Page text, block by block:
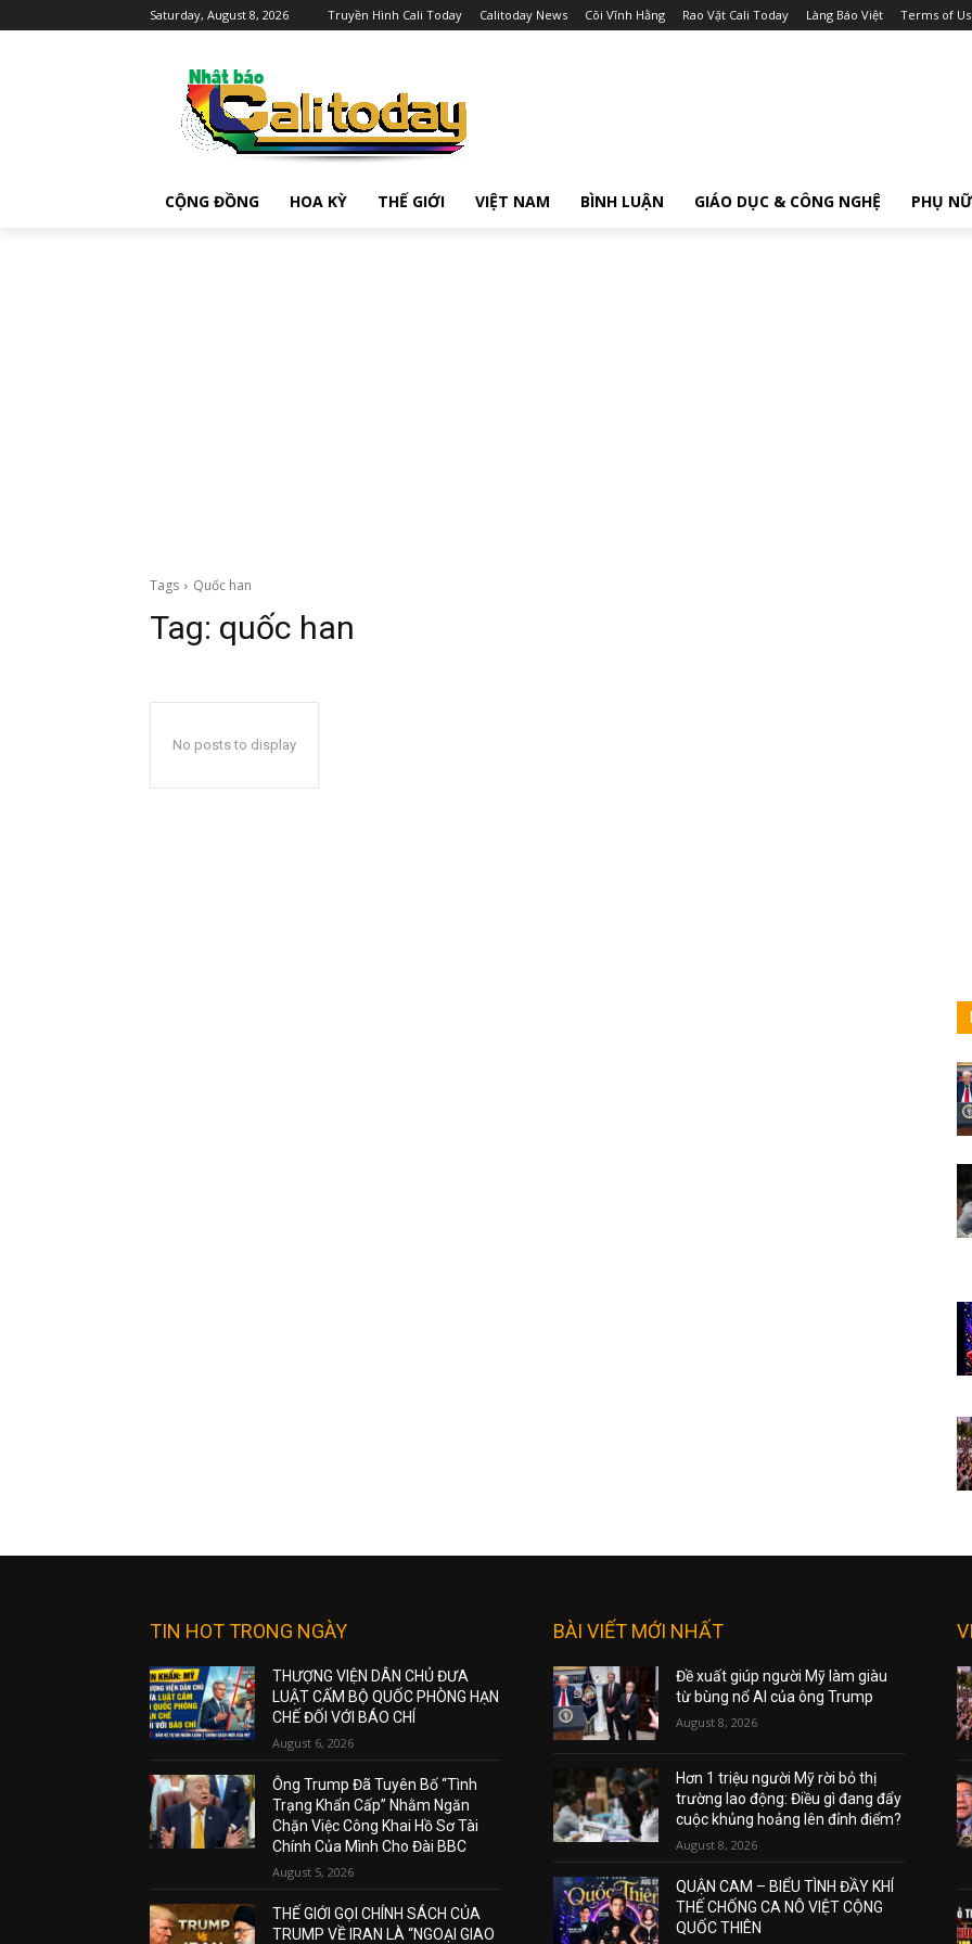
Saturday, August 8, 2026 Truyền Hình Cali Today Calitoday News Cõi Vĩnh Hằng Rao Vặt Cali Today Làng Báo Việt Terms of
CỘNG ĐỒNG HOA KỲ THẾ GIỚI VIỆT NAM BÌNH LUẬN GIÁO DỤC & CÔNG NGHỆ PHỤ NỮ
Tags Quốc han
Tag: quốc han
No posts to display
TIN HOT TRONG NGÀY
THƯỢNG VIỆN DÂN CHỦ ĐƯA
LUẬT CẤM BỘ QUỐC PHÒNG HẠN
CHẾ ĐỐI VỚI BÁO CHÍ
August 6, 2026
Ông Trump Đã Tuyên Bố “Tình
Trạng Khẩn Cấp” Nhằm Ngăn
Chặn Việc Công Khai Hồ Sơ Tài
Chính Của Mình Cho Đài BBC
August 5, 2026
THẾ GIỚI GỌI CHÍNH SÁCH CỦA
TRUMP VỀ IRAN LÀ “NGOẠI GIAO
BÀI VIẾT MỚI NHẤT
Đề xuất giúp người Mỹ làm giàu
từ bùng nổ AI của ông Trump
August 8, 2026
Hơn 1 triệu người Mỹ rời bỏ thị
trường lao động: Điều gì đang đẩy
cuộc khủng hoảng lên đỉnh điểm?
August 8, 2026
QUẬN CAM – BIỂU TÌNH ĐẦY KHÍ
THẾ CHỐNG CA NÔ VIỆT CỘNG
QUỐC THIÊN